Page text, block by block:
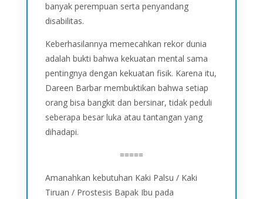
banyak perempuan serta penyandang
disabilitas.
Keberhasilannya memecahkan rekor dunia
adalah bukti bahwa kekuatan mental sama
pentingnya dengan kekuatan fisik. Karena itu,
Dareen Barbar membuktikan bahwa setiap
orang bisa bangkit dan bersinar, tidak peduli
seberapa besar luka atau tantangan yang
dihadapi.
=====
Amanahkan kebutuhan Kaki Palsu / Kaki
Tiruan / Prostesis Bapak Ibu pada